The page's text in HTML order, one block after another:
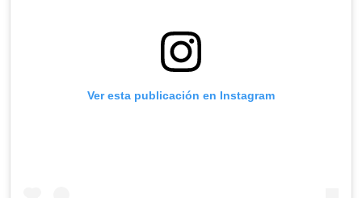
Ver esta publicación en Instagram